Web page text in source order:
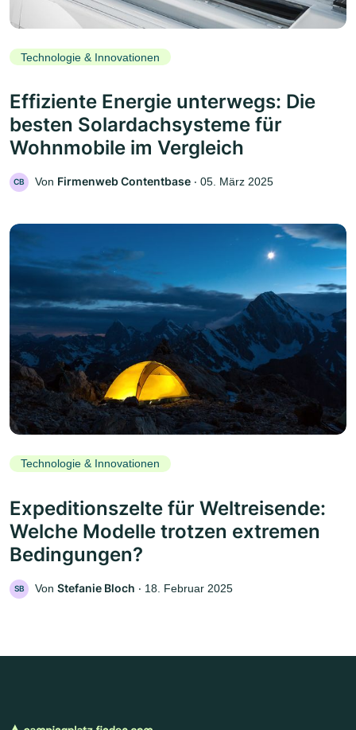
Technologie & Innovationen
Effiziente Energie unterwegs: Die
besten Solardachsysteme für
Wohnmobile im Vergleich
CB Von Firmenweb Contentbase ‧ 05. März 2025
Technologie & Innovationen
Expeditionszelte für Weltreisende:
Welche Modelle trotzen extremen
Bedingungen?
SB Von Stefanie Bloch ‧ 18. Februar 2025